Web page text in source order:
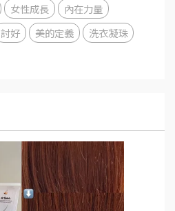
女性成長
內在力量
討好 美的定義
洗衣凝珠